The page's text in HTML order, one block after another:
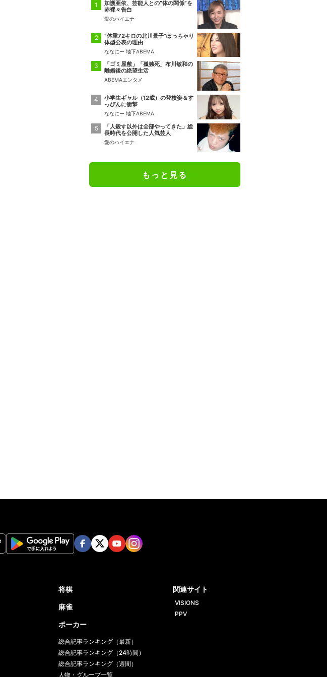
加護亜依、芸能人との“体の関係”を
赤裸々告白
愛のハイエナ
“体重72キロの北川景子”ぽっちゃり
体型公表の理由
ななにー 地下ABEMA
「ゴミ屋敷」「孤独死」布川敏和の
離婚後の絶望生活
ABEMAエンタメ
小学生ギャル（12歳）の登校姿＆す
っぴんに衝撃
ななにー 地下ABEMA
「人殺す以外は全部やってきた」総
長時代を公開した人気芸人
愛のハイエナ
もっと見る
将棋
麻雀
ポーカー
総合記事ランキング（最新）
総合記事ランキング（24時間）
総合記事ランキング（週間）
人物・グループ一覧
関連サイト
VISIONS
PPV